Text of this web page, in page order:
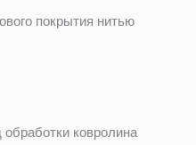
покрытия нитью
ковролина